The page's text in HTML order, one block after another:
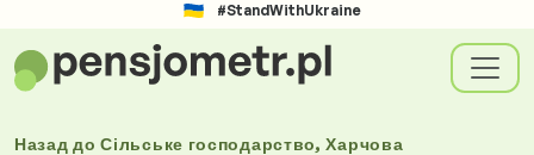
#StandWithUkraine
Назад доСільське господарство, Харчова